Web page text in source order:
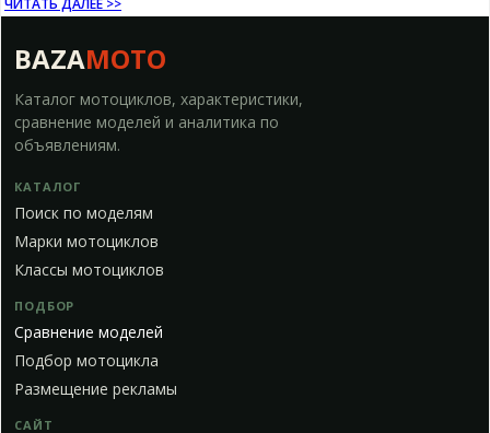
ЧИТАТЬ ДАЛЕЕ >>
BAZAMOTO
Каталог мотоциклов, характеристики,
сравнение моделей и аналитика по
объявлениям.
КАТАЛОГ
Поиск по моделям
Марки мотоциклов
Классы мотоциклов
ПОДБОР
Сравнение моделей
Подбор мотоцикла
Размещение рекламы
САЙТ